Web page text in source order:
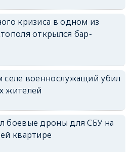
erid: 2SDnjdvhGXG
кризиса в одном из
открылся бар-
селе военнослужащий убил
жителей
боевые дроны для СБУ на
квартире